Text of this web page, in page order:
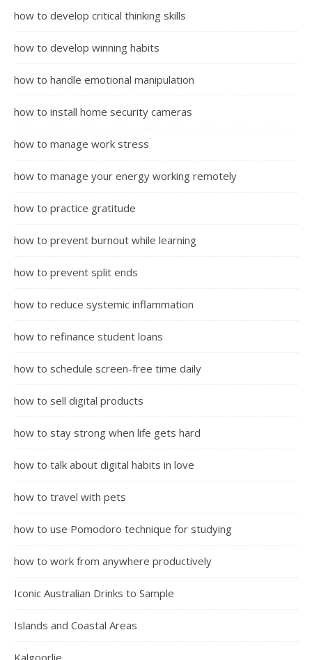
how to develop critical thinking skills
how to develop winning habits
how to handle emotional manipulation
how to install home security cameras
how to manage work stress
how to manage your energy working remotely
how to practice gratitude
how to prevent burnout while learning
how to prevent split ends
how to reduce systemic inflammation
how to refinance student loans
how to schedule screen-free time daily
how to sell digital products
how to stay strong when life gets hard
how to talk about digital habits in love
how to travel with pets
how to use Pomodoro technique for studying
how to work from anywhere productively
Iconic Australian Drinks to Sample
Islands and Coastal Areas
Kalgoorlie